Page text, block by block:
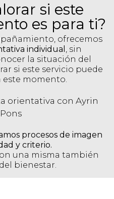
si este
es para ti?
ofrecemos
individual , sin
la situación del
si este servicio puede
este momento.
orientativa con Ayrin
Pons
procesos de imagen
y criterio.
una misma también
bienestar.